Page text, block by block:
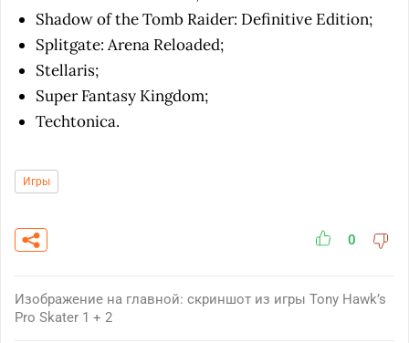
Shadow of the Tomb Raider: Definitive Edition;
Splitgate: Arena Reloaded;
Stellaris;
Super Fantasy Kingdom;
Techtonica.
Игры
0
Изображение на главной: скриншот из игры Tony Hawk’s
Pro Skater 1 + 2